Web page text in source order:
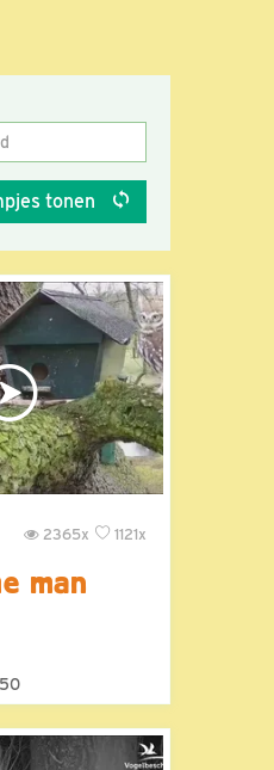
tonen
1121x
2365x
man